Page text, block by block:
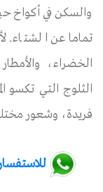
والسكن في أكواخ
تماما عن الشتاء.
الخضراء،
الثلوج التي تكسو
فريدة، وشعور